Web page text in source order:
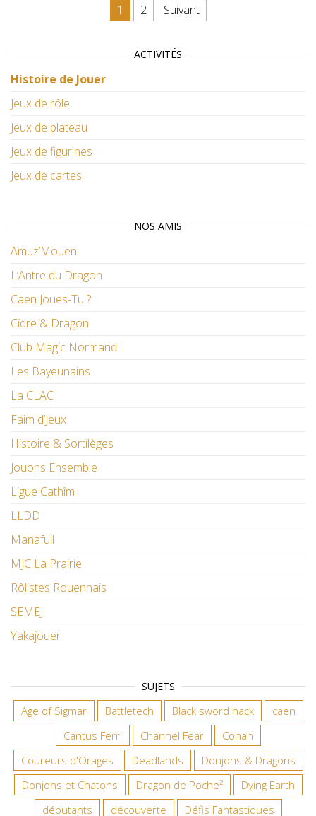
Pagination des publications
1 2 Suivant
ACTIVITÉS
Histoire de Jouer
Jeux de rôle
Jeux de plateau
Jeux de figurines
Jeux de cartes
NOS AMIS
Amuz’Mouen
L’Antre du Dragon
Caen Joues-Tu ?
Cidre & Dragon
Club Magic Normand
Les Bayeunains
La CLAC
Faim d’Jeux
Histoire & Sortilèges
Jouons Ensemble
Ligue Cathîm
LLDD
Manafull
MJC La Prairie
Rôlistes Rouennais
SEMEJ
Yakajouer
SUJETS
Age of Sigmar Battletech Black sword hack
caen
Cantus Ferri
Channel Fear
Conan
Coureurs d'Orages
Deadlands
Donjons & Dragons
Donjons et Chatons
Dragon de Poche²
Dying Earth
débutants
découverte Défis Fantastiques